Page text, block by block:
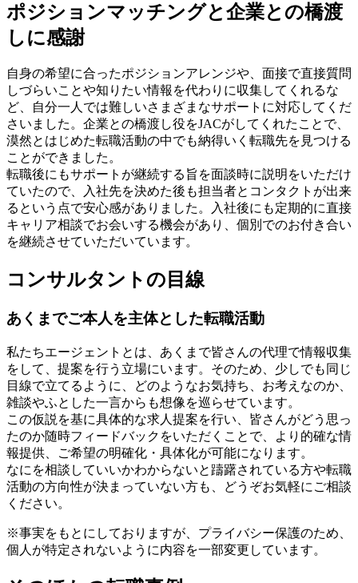
ポジションマッチングと企業との橋渡
しに感謝
自身の希望に合ったポジションアレンジや、面接で直接質問
しづらいことや知りたい情報を代わりに収集してくれるな
ど、自分一人では難しいさまざまなサポートに対応してくだ
さいました。企業との橋渡し役をJACがしてくれたことで、
漠然とはじめた転職活動の中でも納得いく転職先を見つける
ことができました。
転職後にもサポートが継続する旨を面談時に説明をいただけ
ていたので、入社先を決めた後も担当者とコンタクトが出来
るという点で安心感がありました。入社後にも定期的に直接
キャリア相談でお会いする機会があり、個別でのお付き合い
を継続させていただいています。
コンサルタントの目線
あくまでご本人を主体とした転職活動
私たちエージェントとは、あくまで皆さんの代理で情報収集
をして、提案を行う立場にいます。そのため、少しでも同じ
目線で立てるように、どのようなお気持ち、お考えなのか、
雑談やふとした一言からも想像を巡らせています。
この仮説を基に具体的な求人提案を行い、皆さんがどう思っ
たのか随時フィードバックをいただくことで、より的確な情
報提供、ご希望の明確化・具体化が可能になります。
なにを相談していいかわからないと躊躇されている方や転職
活動の方向性が決まっていない方も、どうぞお気軽にご相談
ください。
※事実をもとにしておりますが、プライバシー保護のため、
個人が特定されないように内容を一部変更しています。